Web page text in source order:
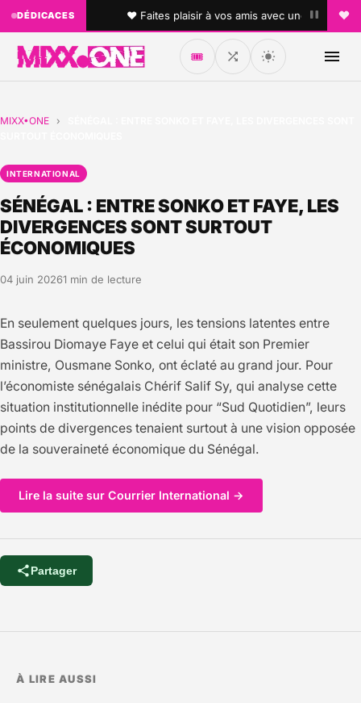
DÉDICACES
! • ♥ Faites plaisir à vos amis avec une dédicace
🎟️
MIXX•ONE ›
INTERNATIONAL
SÉNÉGAL : ENTRE SONKO ET FAYE, LES
DIVERGENCES SONT SURTOUT
ÉCONOMIQUES
04 juin 20261 min de lecture
En seulement quelques jours, les tensions latentes entre
Bassirou Diomaye Faye et celui qui était son Premier
ministre, Ousmane Sonko, ont éclaté au grand jour. Pour
l’économiste sénégalais Chérif Salif Sy, qui analyse cette
situation institutionnelle inédite pour “Sud Quotidien”, leurs
points de divergences tenaient surtout à une vision opposée
de la souveraineté économique du Sénégal.
Lire la suite sur Courrier International →
Partager
À LIRE AUSSI